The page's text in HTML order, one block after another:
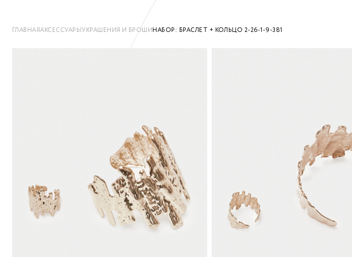
ГЛАВНАЯАКСЕССУАРЫУКРАШЕНИЯ И БРОШИНАБОР: БРАСЛЕТ + КОЛЬЦО 2-26-1-9-381